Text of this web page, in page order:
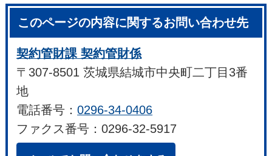
このページの内容に関するお問い合わせ先
契約管財課 契約管財係
〒307-8501 茨城県結城市中央町二丁目3番
地
電話番号：0296-34-0406
ファクス番号：0296-32-5917